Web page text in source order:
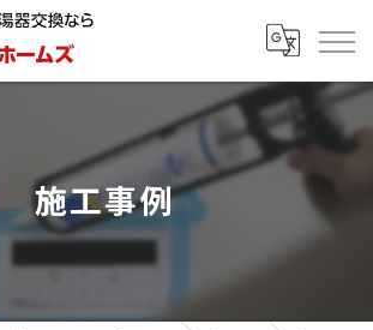
施工事例